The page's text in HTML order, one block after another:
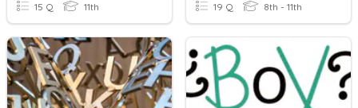
15 Q 11th 19 Q 8th - 11th